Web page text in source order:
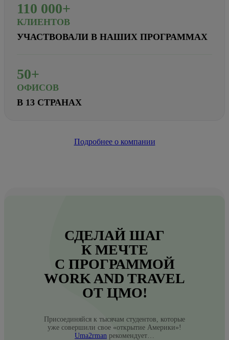
110 000+
КЛИЕНТОВ
УЧАСТВОВАЛИ В НАШИХ ПРОГРАММАХ
50+
ОФИСОВ
В 13 СТРАНАХ
Подробнее о компании
СДЕЛАЙ ШАГ
К МЕЧТЕ
С ПРОГРАММОЙ
WORK AND TRAVEL
ОТ ЦМО!
Присоединяйся к тысячам студентов, которые
уже совершили свое «открытие Америки»!
Uma2rman рекомендует…